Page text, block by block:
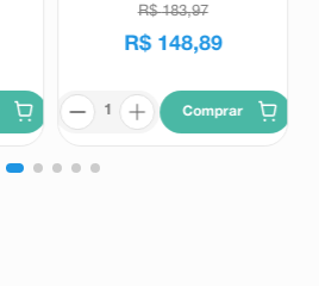
R$ 183,97
R$ 148,89
Comprar